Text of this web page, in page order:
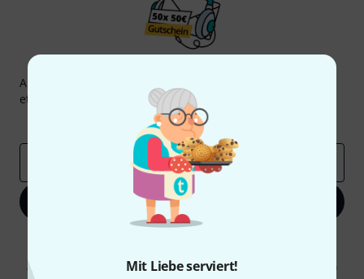
Mit Liebe serviert!
Abonniere den Thomann Newsletter und gewinne mit
etwas Glück einen von
50 Gutscheinen
Inspirierende Beiträge
Deals
Jetzt anmelden
Abmeldung ist jederzeit möglich. Weitere Informationen finden Sie in